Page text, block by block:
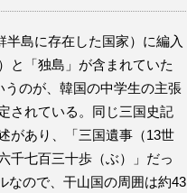
島に存在した国家）に編入
と「独島」が含まれていた
のが、韓国の中学生の主張
されている。同じ三国史記
があり、「三国遺事（13世
千七百三十歩（ぶ）」だっ
なので、干山国の周囲は約43